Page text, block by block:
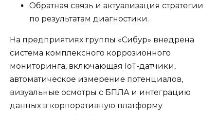
Обратная связь и актуализация стратегии
по результатам диагностики.
На предприятиях группы «Сибур» внедрена
система комплексного коррозионного
мониторинга, включающая IoT-датчики,
автоматическое измерение потенциалов,
визуальные осмотры с БПЛА и интеграцию
данных в корпоративную платформу